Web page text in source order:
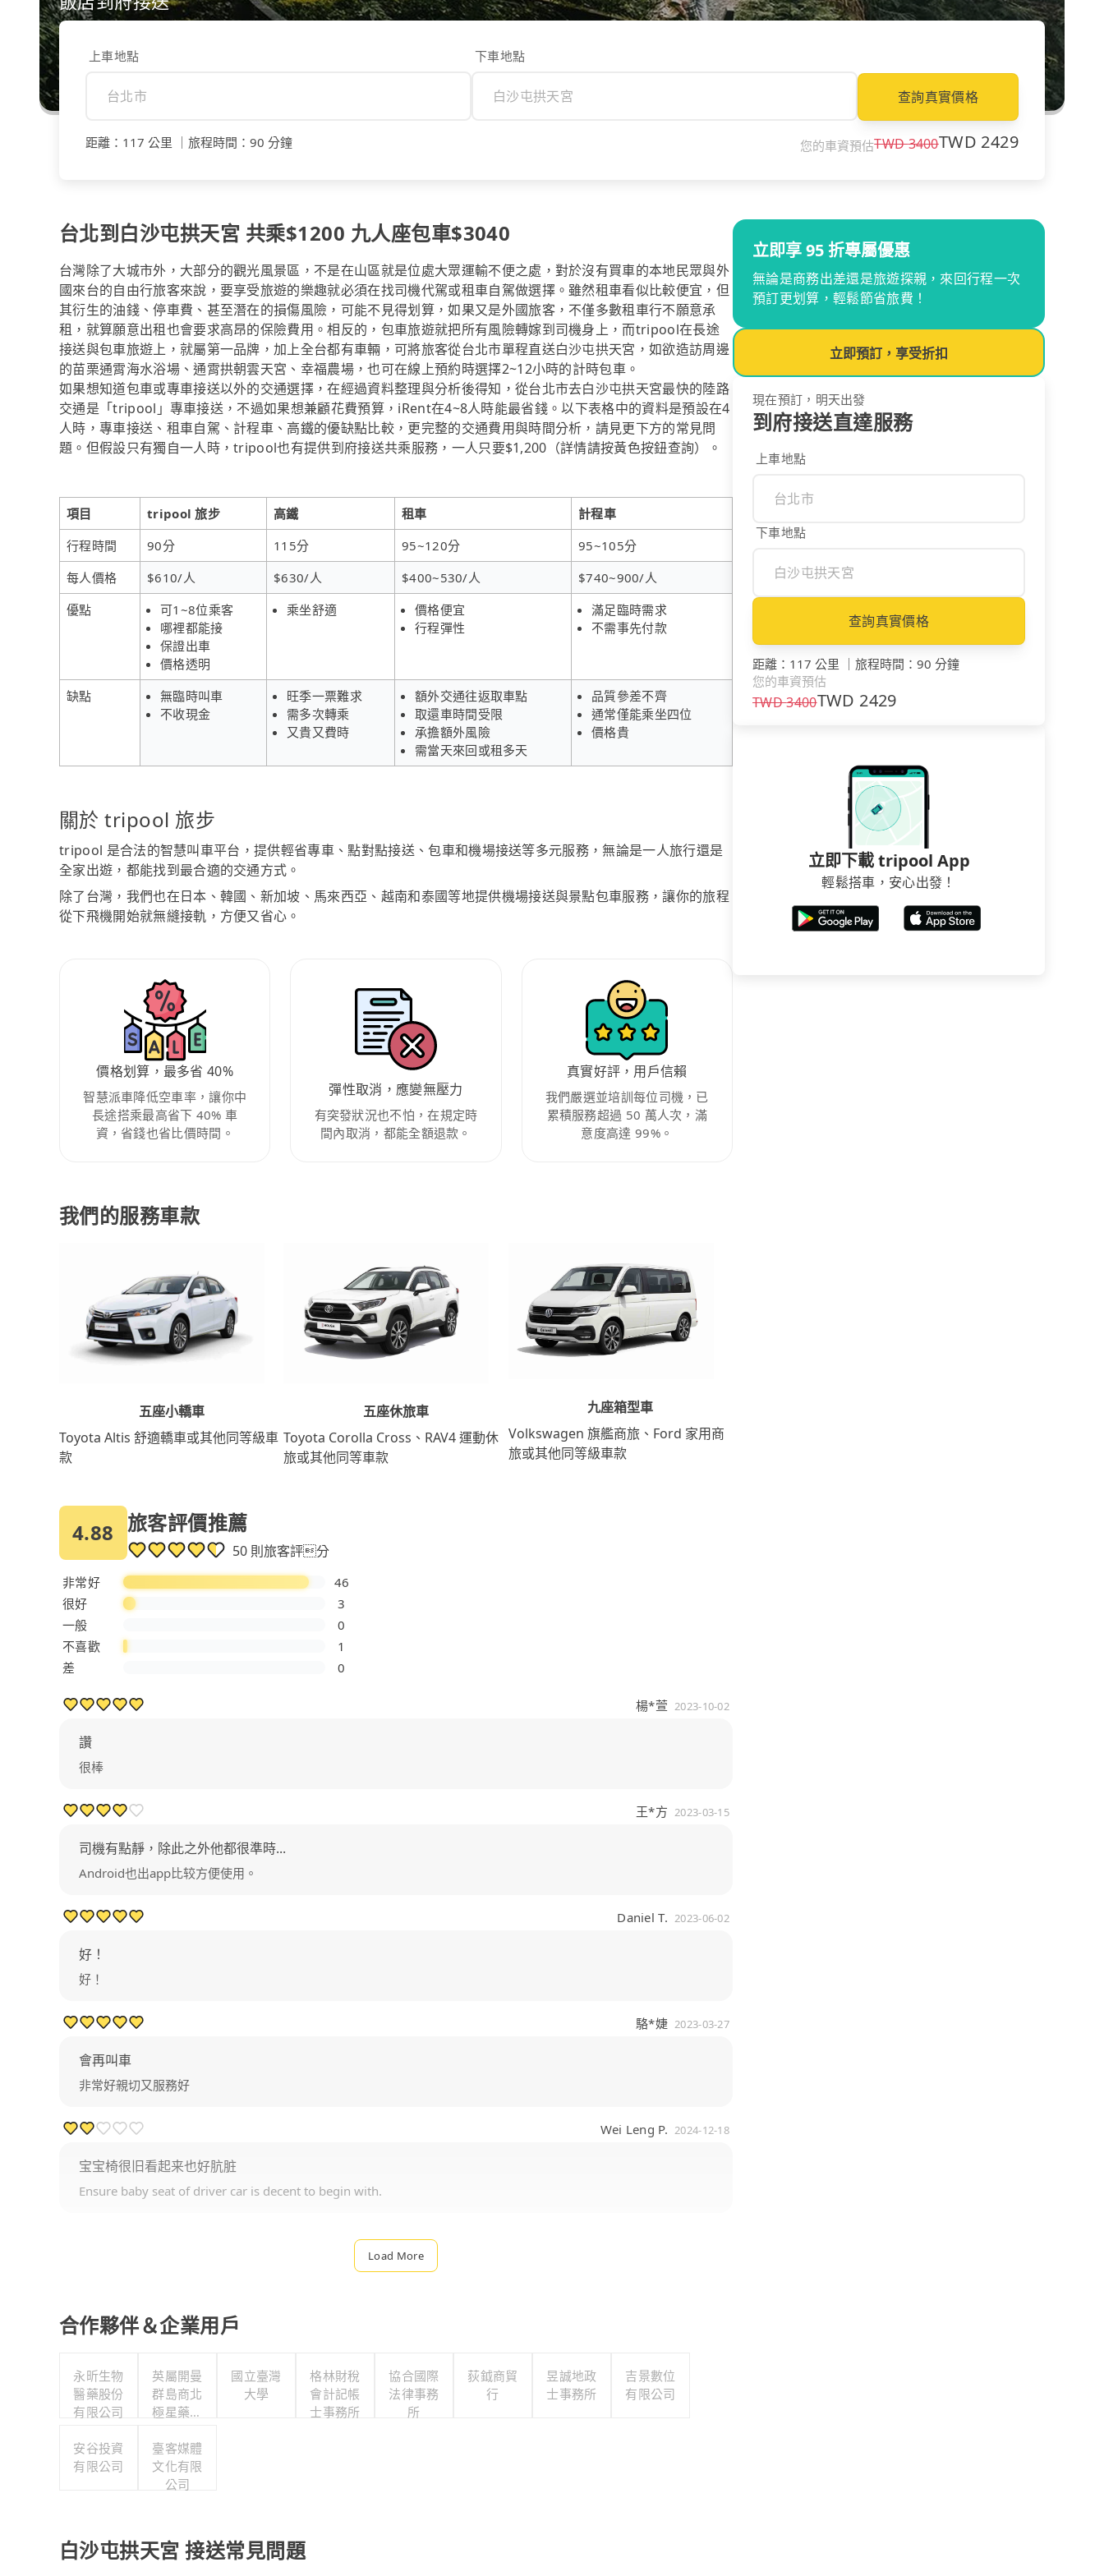
上車地點 下車地點
查詢真實價格
距離 ： 117 公里 旅程時間 ： 90 分鐘 您的車資預估TWD3400TWD 2429
台北到白沙屯拱天宮 共乘$1200 九人座包車$3040
台灣除了大城市外，大部分的觀光風景區，不是在山區就是位處大眾運輸不便之處，對於沒有買車的本地民眾與外
國來台的自由行旅客來說，要享受旅遊的樂趣就必須在找司機代駕或租車自駕做選擇。雖然租車看似比較便宜，但
其衍生的油錢、停車費、甚至潛在的損傷風險，可能不見得划算，如果又是外國旅客，不僅多數租車行不願意承
租，就算願意出租也會要求高昂的保險費用。相反的，包車旅遊就把所有風險轉嫁到司機身上，而tripool在長途
接送與包車旅遊上，就屬第一品牌，加上全台都有車輛，可將旅客從台北市單程直送白沙屯拱天宮，如欲造訪周邊
的苗栗通霄海水浴場、通霄拱朝雲天宮、幸福農場，也可在線上預約時選擇2~12小時的計時包車。
如果想知道包車或專車接送以外的交通選擇，在經過資料整理與分析後得知，從台北市去白沙屯拱天宮最快的陸路
交通是「tripool」專車接送，不過如果想兼顧花費預算，iRent在4~8人時能最省錢。以下表格中的資料是預設在4
人時，專車接送、租車自駕、計程車、高鐵的優缺點比較，更完整的交通費用與時間分析，請見更下方的常見問
題。但假設只有獨自一人時，tripool也有提供到府接送共乘服務，一人只要$1,200（詳情請按黃色按鈕查詢）。
項目 tripool 旅步 高鐵 租車
計程車
行程時間
90分 115分 95~120分
95~105分
每人價格
$610/人 $630/人 $400~530/人
$740~900/人
優點
可1~8位乘客
哪裡都能接
保證出車
價格透明
乘坐舒適
價格便宜
行程彈性
滿足臨時需求
不需事先付款
缺點
無臨時叫車
不收現金
旺季一票難求
需多次轉乘
又貴又費時
額外交通往返取車點
取還車時間受限
承擔額外風險
需當天來回或租多天
品質參差不齊
通常僅能乘坐四位
價格貴
關於 tripool 旅步
tripool 是合法的智慧叫車平台，提供輕省專車、點對點接送、包車和機場接送等多元服務，無論是一人旅行還是
全家出遊，都能找到最合適的交通方式。
除了台灣，我們也在日本、韓國、新加坡、馬來西亞、越南和泰國等地提供機場接送與景點包車服務，讓你的旅程
從下飛機開始就無縫接軌，方便又省心。
價格划算，最多省 40%
智慧派車降低空車率，讓你中
長途搭乘最高省下 40% 車
資，省錢也省比價時間。
彈性取消，應變無壓力
有突發狀況也不怕，在規定時
間內取消，都能全額退款。
真實好評，用戶信賴
我們嚴選並培訓每位司機，已
累積服務超過 50 萬人次，滿
意度高達 99%。
我們的服務車款
五座小轎車
Toyota Altis 舒適轎車或其他同等級車
款
五座休旅車
Toyota Corolla Cross、RAV4 運動休
旅或其他同等車款
九座箱型車
Volkswagen 旗艦商旅、Ford 家用商
旅或其他同等級車款
4.88 旅客評價推薦
50 則旅客評分
非常好
46
很好
3
一般
0
不喜歡
1
差
0
楊*萱 2023-10-02
讚
很棒
王*方 2023-03-15
司機有點靜，除此之外他都很準時...
Android也出app比较方便使用。
Daniel T. 2023-06-02
好！
好！
駱*婕 2023-03-27
會再叫車
非常好親切又服務好
Wei Leng P. 2024-12-18
宝宝椅很旧看起来也好肮脏
Ensure baby seat of driver car is decent to begin with.
Load More
合作夥伴＆企業用戶
永昕生物
醫藥股份
有限公司
英屬開曼
群島商北
極星藥業
有限公司
國立臺灣
大學
格林財稅
會計記帳
士事務所
協合國際
法律事務
所
荻鉞商貿
行
昱誠地政
士事務所
吉景數位
有限公司
安谷投資
有限公司
臺客媒體
文化有限
公司
白沙屯拱天宮 接送常見問題
立即享 95 折專屬優惠
無論是商務出差還是旅遊探親，來回行程一次
預訂更划算，輕鬆節省旅費！
立即預訂，享受折扣
現在預訂，明天出發
到府接送直達服務
上車地點
下車地點
查詢真實價格
距離 ： 117 公里 ｜ 旅程時間 ： 90 分鐘
您的車資預估
TWD3400TWD 2429
立即下載 tripool App
輕鬆搭車，安心出發！